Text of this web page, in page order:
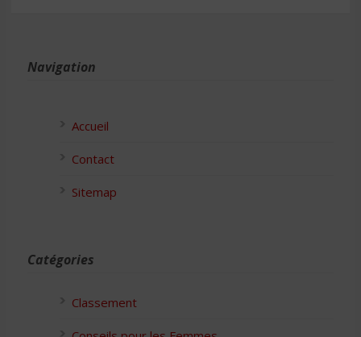
Navigation
Accueil
Contact
Sitemap
Catégories
Classement